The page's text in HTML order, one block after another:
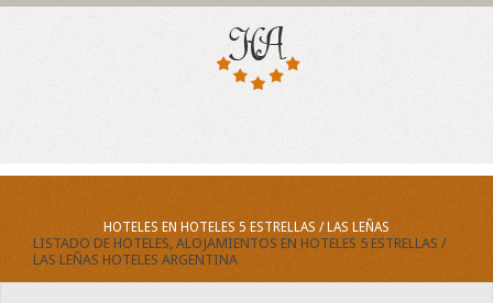
HOTELES EN HOTELES 5 ESTRELLAS / LAS LEÑAS
LISTADO DE HOTELES, ALOJAMIENTOS EN HOTELES 5 ESTRELLAS /
LAS LEÑAS HOTELES ARGENTINA